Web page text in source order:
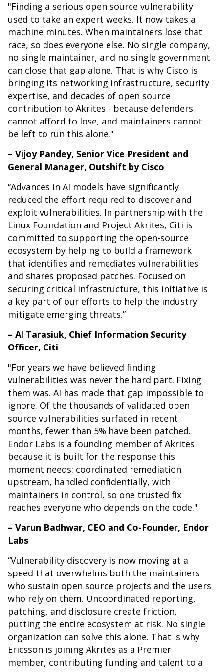
"Finding a serious open source vulnerability
used to take an expert weeks. It now takes a
machine minutes. When maintainers lose that
race, so does everyone else. No single company,
no single maintainer, and no single government
can close that gap alone. That is why Cisco is
bringing its networking infrastructure, security
expertise, and decades of open source
contribution to Akrites - because defenders
cannot afford to lose, and maintainers cannot
be left to run this alone."
– Vijoy Pandey, Senior Vice President and
General Manager, Outshift by Cisco
“Advances in AI models have significantly
reduced the effort required to discover and
exploit vulnerabilities. In partnership with the
Linux Foundation and Project Akrites, Citi is
committed to supporting the open-source
ecosystem by helping to build a framework
that identifies and remediates vulnerabilities
and shares proposed patches. Focused on
securing critical infrastructure, this initiative is
a key part of our efforts to help the industry
mitigate emerging threats.”
– Al Tarasiuk, Chief Information Security
Officer, Citi
"For years we have believed finding
vulnerabilities was never the hard part. Fixing
them was. AI has made that gap impossible to
ignore. Of the thousands of validated open
source vulnerabilities surfaced in recent
months, fewer than 5% have been patched.
Endor Labs is a founding member of Akrites
because it is built for the response this
moment needs: coordinated remediation
upstream, handled confidentially, with
maintainers in control, so one trusted fix
reaches everyone who depends on the code."
– Varun Badhwar, CEO and Co-Founder, Endor
Labs
“Vulnerability discovery is now moving at a
speed that overwhelms both the maintainers
who sustain open source projects and the users
who rely on them. Uncoordinated reporting,
patching, and disclosure create friction,
putting the entire ecosystem at risk. No single
organization can solve this alone. That is why
Ericsson is joining Akrites as a Premier
member, contributing funding and talent to a